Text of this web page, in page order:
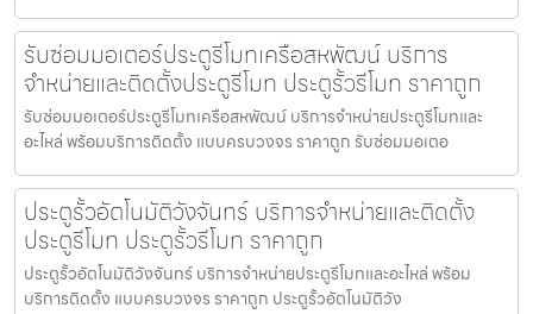
รับซ่อมมอเตอร์ประตูรีโมทเครือสหพัฒน์ บริการ
จำหน่ายและติดตั้งประตูรีโมท ประตูรั้วรีโมท ราคาถูก
รับซ่อมมอเตอร์ประตูรีโมทเครือสหพัฒน์ บริการจำหน่ายประตูรีโมทและ
อะไหล่ พร้อมบริการติดตั้ง แบบครบวงจร ราคาถูก รับซ่อมมอเตอ
ประตูรั้วอัตโนมัติวังจันทร์ บริการจำหน่ายและติดตั้ง
ประตูรีโมท ประตูรั้วรีโมท ราคาถูก
ประตูรั้วอัตโนมัติวังจันทร์ บริการจำหน่ายประตูรีโมทและอะไหล่ พร้อม
บริการติดตั้ง แบบครบวงจร ราคาถูก ประตูรั้วอัตโนมัติวัง